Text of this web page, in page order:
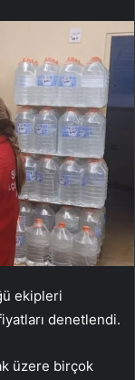
ekipleri
denetlendi.
üzere birçok